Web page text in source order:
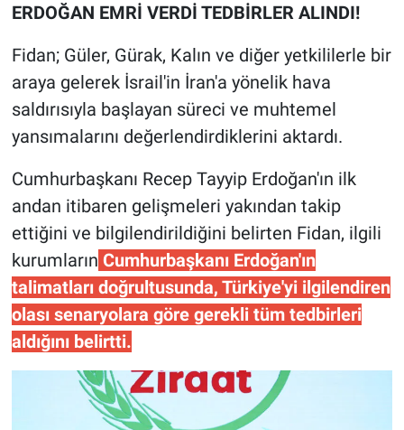
ERDOĞAN EMRİ VERDİ TEDBİRLER ALINDI!
Fidan; Güler, Gürak, Kalın ve diğer yetkililerle bir
araya gelerek İsrail'in İran'a yönelik hava
saldırısıyla başlayan süreci ve muhtemel
yansımalarını değerlendirdiklerini aktardı.
Cumhurbaşkanı Recep Tayyip Erdoğan'ın ilk
andan itibaren gelişmeleri yakından takip
ettiğini ve bilgilendirildiğini belirten Fidan, ilgili
kurumların Cumhurbaşkanı Erdoğan'ın
talimatları doğrultusunda, Türkiye'yi ilgilendiren
olası senaryolara göre gerekli tüm tedbirleri
aldığını belirtti.